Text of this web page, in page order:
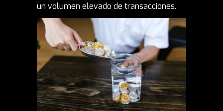
un volumen elevado de transacciones.